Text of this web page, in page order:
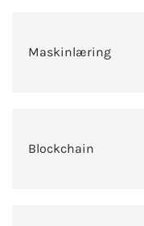
Maskinlæring
Blockchain